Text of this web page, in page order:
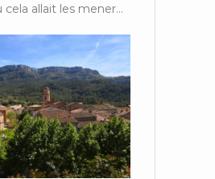
cela allait les mener…